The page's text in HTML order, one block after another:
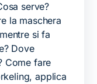
serve?
la maschera
si fa
Dove
Come fare
applica